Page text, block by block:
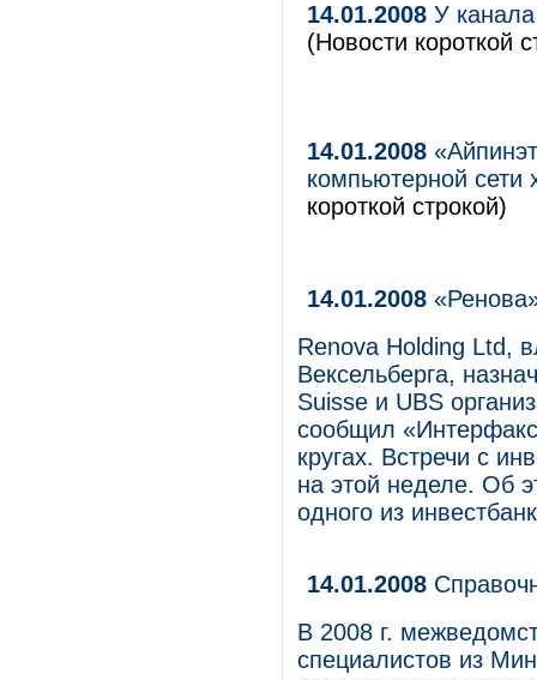
14.01.2008 У
(Новости короткой
14.01.2008
компьютерной сети
короткой строкой)
14.01.2008
Renova Holding Ltd,
Вексельберга,
Suisse и UBS
сообщил
кругах. Встречи с
на этой неделе. Об
одного из
14.01.2008
В 2008 г.
специалистов из